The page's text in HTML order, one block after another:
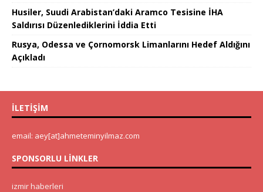
Husiler, Suudi Arabistan’daki Aramco Tesisine İHA
Saldırısı Düzenlediklerini İddia Etti
Rusya, Odessa ve Çornomorsk Limanlarını Hedef Aldığını
Açıkladı
İLETIŞIM
email: aey[at]ahmeteminyilmaz.com
SPONSORLU LINKLER
izmir haberleri